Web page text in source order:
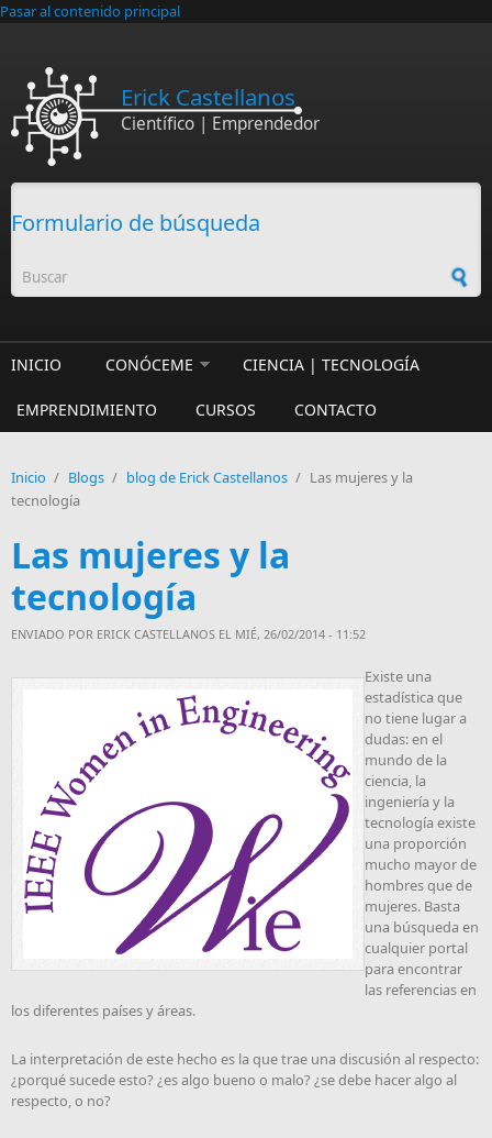
Pasar al contenido principal
Erick Castellanos
Científico | Emprendedor
Formulario de búsqueda
INICIO CONÓCEME CIENCIA | TECNOLOGÍA
EMPRENDIMIENTO CURSOS CONTACTO
Inicio / Blogs / blog de Erick Castellanos / Las mujeres y la
tecnología
Las mujeres y la
tecnología
ENVIADO POR ERICK CASTELLANOS EL MIÉ, 26/02/2014 - 11:52
Existe una
estadística que
no tiene lugar a
dudas: en el
mundo de la
ciencia, la
ingeniería y la
tecnología existe
una proporción
mucho mayor de
hombres que de
mujeres. Basta
una búsqueda en
cualquier portal
para encontrar
las referencias en
los diferentes países y áreas.
La interpretación de este hecho es la que trae una discusión al respecto:
¿porqué sucede esto? ¿es algo bueno o malo? ¿se debe hacer algo al
respecto, o no?